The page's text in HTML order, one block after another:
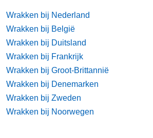
Wrakken bij Nederland
Wrakken bij België
Wrakken bij Duitsland
Wrakken bij Frankrijk
Wrakken bij Groot-Brittannië
Wrakken bij Denemarken
Wrakken bij Zweden
Wrakken bij Noorwegen